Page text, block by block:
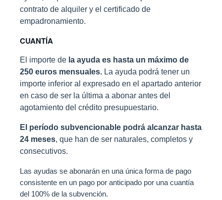
contrato de alquiler y el certificado de
empadronamiento.
CUANTÍA
El importe de la ayuda es hasta un máximo de
250 euros mensuales. La ayuda podrá tener un
importe inferior al expresado en el apartado anterior
en caso de ser la última a abonar antes del
agotamiento del crédito presupuestario.
El período subvencionable podrá alcanzar hasta
24 meses, que han de ser naturales, completos y
consecutivos.
Las ayudas se abonarán en una única forma de pago
consistente en un pago por anticipado por una cuantía
del 100% de la subvención.